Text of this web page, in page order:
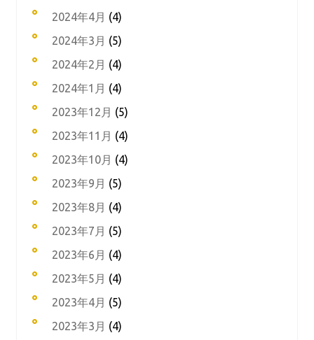
2024年4月 (4)
2024年3月 (5)
2024年2月 (4)
2024年1月 (4)
2023年12月 (5)
2023年11月 (4)
2023年10月 (4)
2023年9月 (5)
2023年8月 (4)
2023年7月 (5)
2023年6月 (4)
2023年5月 (4)
2023年4月 (5)
2023年3月 (4)